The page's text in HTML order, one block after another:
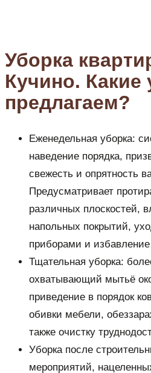
Уборка
Кучино. Какие
предлагаем?
Еженедельная уборка:
наведение порядка,
свежесть и опрятность
Предусматривает
различных плоскостей,
напольных покрытий,
приборами и
Тщательная уборка:
охватывающий мытьё
приведение в порядок
обивки мебели,
также очистку
Уборка после
мероприятий,